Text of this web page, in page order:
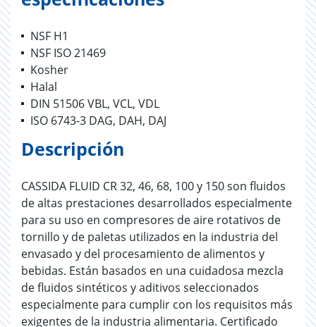
NSF H1
NSF ISO 21469
Kosher
Halal
DIN 51506 VBL, VCL, VDL
ISO 6743-3 DAG, DAH, DAJ
Descripción
CASSIDA FLUID CR 32, 46, 68, 100 y 150 son fluidos
de altas prestaciones desarrollados especialmente
para su uso en compresores de aire rotativos de
tornillo y de paletas utilizados en la industria del
envasado y del procesamiento de alimentos y
bebidas. Están basados en una cuidadosa mezcla
de fluidos sintéticos y aditivos seleccionados
especialmente para cumplir con los requisitos más
exigentes de la industria alimentaria. Certificado